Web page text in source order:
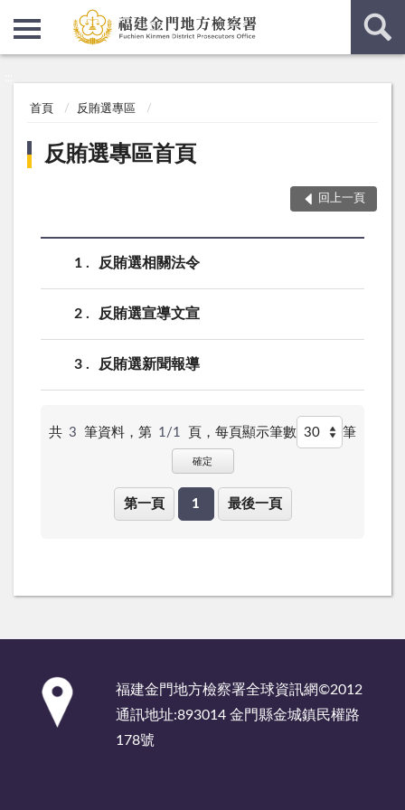
首頁 反賄選專區
反賄選專區首頁
回上一頁
1 反賄選相關法令
2 反賄選宣導文宣
3 反賄選新聞報導
共 3 筆資料，第 1/1 頁， 每頁顯示筆數 筆
確定
第一頁 1 最後一頁
福建金門地方檢察署全球資訊網©2012
通訊地址:893014 金門縣金城鎮民權路
178號